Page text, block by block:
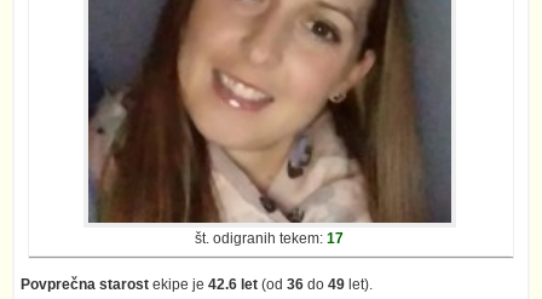
št. odigranih tekem:17
Povprečna starost ekipe je 42.6 let (od 36 do 49 let).